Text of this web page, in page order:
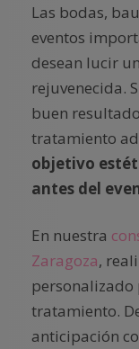
Las bodas,
eventos
desean lucir
rejuvenecida.
buen
tratamiento
objetivo
antes del
En nuestra
Zaragoza,
personalizado
tratamiento.
anticipación